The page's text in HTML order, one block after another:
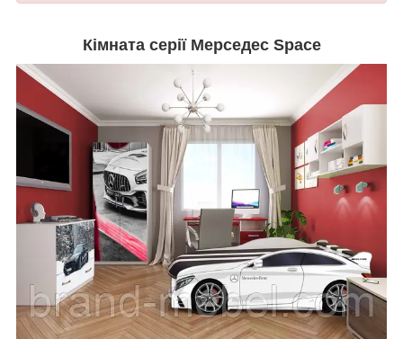
Кімната серії Мерседес Space